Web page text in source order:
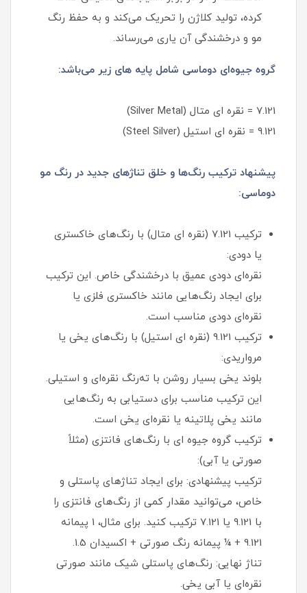
کرده، تولید کلاژن را تحریک می‌کند و به حفظ رنگ
مو و درخشندگی آن یاری می‌رساند.
گروه جیوه‌ای دوماسی شامل پایه های زیر می‌باشد:
7.121 = نقره ای متال (Silver Metal)
9.121 = نقره ای استیل (Steel Silver)
پیشنهاد ترکیب رنگ‌ها و خلق تناژهای جدید در رنگ مو
دوماسی:
ترکیب 7.121 (نقره ای متال) با رنگ‌های خاکستری
یا دودی:
نقره‌ای دودی عمیق با درخشندگی خاص. این ترکیب
برای ایجاد رنگ‌هایی مانند خاکستری فلزی یا
نقره‌ای دودی مناسب است.
ترکیب 9.121 (نقره ای استیل) با رنگ‌های یخی یا
مرواریدی:
بلوند یخی بسیار روشن با ته‌رنگ نقره‌ای و استیلی.
این ترکیب مناسب برای دستیابی به رنگ‌هایی
مانند یخی پلاتینه یا نقره‌ای یخی است.
ترکیب گروه جیوه ای با رنگ‌های فانتزی (مثلاً
صورتی یا آبی):
ترکیب پیشنهادی: برای ایجاد تناژهای پاستلی و
خاص، می‌توانید مقدار کمی از رنگ‌های فانتزی را
با 9.121 یا 7.121 ترکیب کنید. برای مثال، 1 پیمانه
9.121 + ¼ پیمانه رنگ صورتی + اکسیدان 1.5.
تناژ نهایی: رنگ‌های پاستلی شیک مانند صورتی
نقره‌ای یا آبی یخی.